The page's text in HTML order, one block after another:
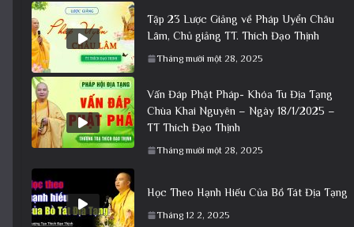
Tập 23 Lược Giảng về Pháp Uyển Châu
Lâm, Chủ giảng TT. Thích Đạo Thịnh
Tháng mười một 28, 2025
Vấn Đáp Phật Pháp- Khóa Tu Địa Tạng
Chùa Khai Nguyên – Ngày 18/1/2025 –
TT Thích Đạo Thịnh
Tháng mười một 28, 2025
Học Theo Hạnh Hiếu Của Bồ Tát Địa Tạng
Tháng 12 2, 2025